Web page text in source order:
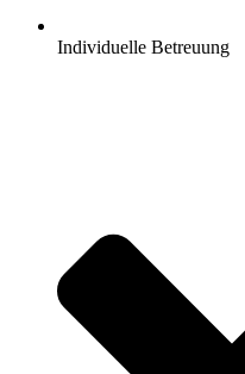
Individuelle Betreuung